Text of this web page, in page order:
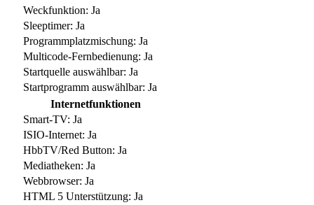
Weckfunktion: Ja
Sleeptimer: Ja
Programmplatzmischung: Ja
Multicode-Fernbedienung: Ja
Startquelle auswählbar: Ja
Startprogramm auswählbar: Ja
Internetfunktionen
Smart-TV: Ja
ISIO-Internet: Ja
HbbTV/Red Button: Ja
Mediatheken: Ja
Webbrowser: Ja
HTML 5 Unterstützung: Ja